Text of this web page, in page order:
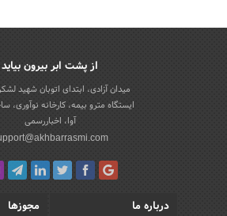
از پشت ابر بیرون بیاید
میدان آزادی، ابتدای اتوبان شهید
ایستگاه مترو بیمه، کارخانه نوآوری،
آوا، اخباررسمی
درباره ما
مجوزها